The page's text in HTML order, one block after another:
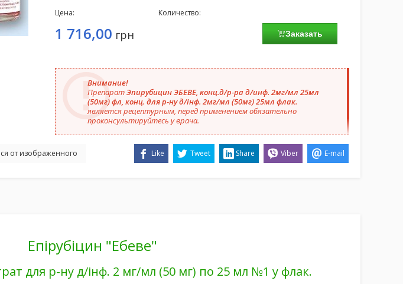
Цена:
1 716,00 грн
Количество:
Заказать
Внимание!
ПрепаратЭпирубицин ЭБЕВЕ, конц.д/р-ра д/инф. 2мг/мл 25мл
(50мг) фл, конц. для р-ну д/інф. 2мг/мл (50мг) 25мл флак.
является рецептурным, перед применением обязательно
проконсультируйтесь у врача.
от изображенного Like Tweet Share Viber E-mail
Епірубіцин "Ебеве"
для р-ну д/інф. 2 мг/мл (50 мг) по 25 мл №1 у флак.